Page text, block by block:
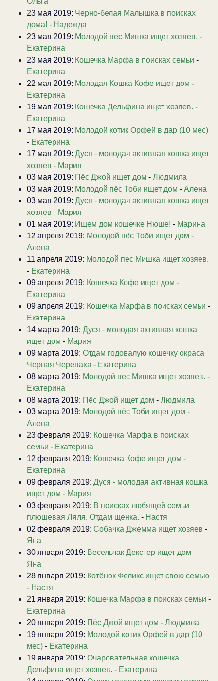
23 мая 2019: Черно-белая Малышка в поисках
дома! - Надежда
23 мая 2019: Молодой пес Мишка ищет хозяев. -
Екатерина
23 мая 2019: Кошечка Марфа в поисках семьи -
Екатерина
22 мая 2019: Молодая Кошка Кофе ищет дом -
Екатерина
19 мая 2019: Кошечка Дельфина ищет хозяев. -
Екатерина
17 мая 2019: Молодой котик Орфей в дар (10 мес)
- Екатерина
17 мая 2019: Дуся - молодая активная кошка ищет
хозяев - Мария
03 мая 2019: Пёс Джой ищет дом - Людмила
03 мая 2019: Молодой пёс Тоби ищет дом - Алена
03 мая 2019: Дуся - молодая активная кошка ищет
хозяев - Мария
01 мая 2019: Ищем дом кошечке Нюше! - Марина
12 апреля 2019: Молодой пёс Тоби ищет дом -
Алена
11 апреля 2019: Молодой пес Мишка ищет хозяев.
- Екатерина
09 апреля 2019: Кошечка Кофе ищет дом -
Екатерина
09 апреля 2019: Кошечка Марфа в поисках семьи -
Екатерина
14 марта 2019: Дуся - молодая активная кошка
ищет дом - Мария
09 марта 2019: Отдам годовалую кошечку окраса
Черная Черепаха - Екатерина
08 марта 2019: Молодой пес Мишка ищет хозяев. -
Екатерина
08 марта 2019: Пёс Джой ищет дом - Людмила
03 марта 2019: Молодой пёс Тоби ищет дом -
Алена
23 февраля 2019: Кошечка Марфа в поисках
семьи - Екатерина
12 февраля 2019: Кошечка Кофе ищет дом -
Екатерина
09 февраля 2019: Дуся - молодая активная кошка
ищет дом - Мария
03 февраля 2019: В поисках любящей семьи
плюшевая Ляля. Отдам щенка. - Настя
02 февраля 2019: Собачка Джемма ищет хозяев -
Яна
30 января 2019: Весельчак Декстер ищет дом -
Яна
28 января 2019: Котёнок Феликс ищет свою семью
- Настя
21 января 2019: Кошечка Марфа в поисках семьи -
Екатерина
20 января 2019: Пёс Джой ищет дом - Людмила
19 января 2019: Молодой котик Орфей в дар (10
мес) - Екатерина
19 января 2019: Очаровательная кошечка
Дельфина ищет хозяев. - Екатерина